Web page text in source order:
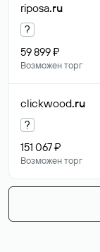
riposa.ru
?
59 899 ₽
Возможен торг
clickwood.ru
?
151 067 ₽
Возможен торг